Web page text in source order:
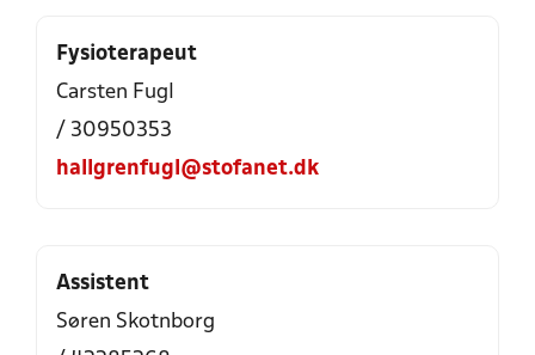
Fysioterapeut
Carsten Fugl
/ 30950353
hallgrenfugl@stofanet.dk
Assistent
Søren Skotnborg